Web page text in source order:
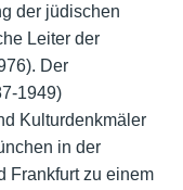
der jüdischen
Leiter der
Der
1949)
Kulturdenkmäler
in der
Frankfurt zu einem